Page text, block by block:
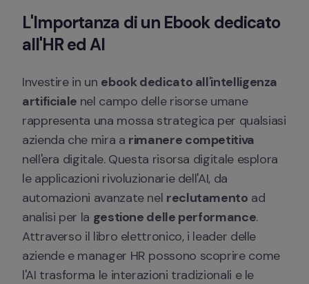
L'Importanza di un Ebook dedicato
all'HR ed AI
Investire in un ebook dedicato all'intelligenza
artificiale nel campo delle risorse umane
rappresenta una mossa strategica per qualsiasi
azienda che mira a rimanere competitiva
nell'era digitale. Questa risorsa digitale esplora
le applicazioni rivoluzionarie dell'AI, da
automazioni avanzate nel reclutamento ad
analisi per la gestione delle performance.
Attraverso il libro elettronico, i leader delle
aziende e manager HR possono scoprire come
l'AI trasforma le interazioni tradizionali e le